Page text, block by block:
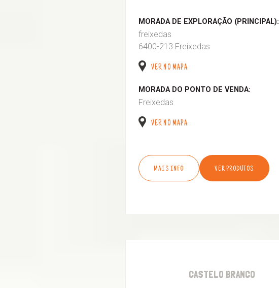
MORADA DE EXPLORAÇÃO (PRINCIPAL):
freixedas
6400-213 Freixedas
VER NO MAPA
MORADA DO PONTO DE VENDA:
Freixedas
VER NO MAPA
MAIS INFO VER PRODUTOS
CASTELO BRANCO